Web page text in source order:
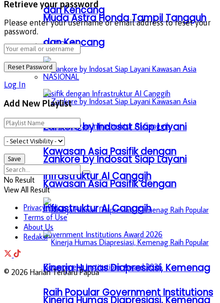
dan Kencang
NASIONAL
Zankore by Indosat Siap Layani
Kawasan Asia Pasifik dengan
Infrastruktur AI Canggih
Kinerja Humas Diapresiasi, Kemenag
Raih Popular Government Institutions
Muda Astra Honda Tampil Tangguh
dan Kencang
NASIONAL
Zankore by Indosat Siap Layani
Kawasan Asia Pasifik dengan
Infrastruktur AI Canggih
Kinerja Humas Diapresiasi, Kemenag
Retrieve your password
Please enter your username or email address to reset your
password.
Log In
Add New Playlist
No Result
View All Result
Privacy Policy
Terms of Use
About Us
Redaksi
© 2026 Harian Terbaru Papua